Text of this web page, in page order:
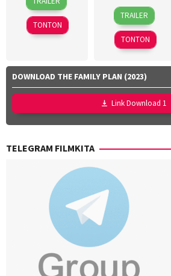
Mar
2026
Jasanti
Fachru
Rizza
Zaky,
Utari
TONTON
5
Feb
2026
Ardy
Octaviand
Ary
Ibrahim
Habibie
Alkateer
TRAILER
TONTON
DOWNLOAD THE FAMILY PLAN (2023)
Link Download 1
TELEGRAM FILMKITA